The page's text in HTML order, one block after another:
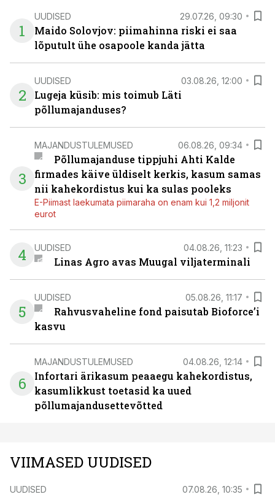
1
UUDISED 29.07.26, 09:30
Maido Solovjov: piimahinna riski ei saa
lõputult ühe osapoole kanda jätta
2
UUDISED 03.08.26, 12:00
Lugeja küsib: mis toimub Läti
põllumajanduses?
3
MAJANDUSTULEMUSED 06.08.26, 09:34
Põllumajanduse tippjuhi Ahti Kalde
firmades käive üldiselt kerkis, kasum samas
nii kahekordistus kui ka sulas pooleks
E-Piimast laekumata piimaraha on enam kui 1,2 miljonit
eurot
4 UUDISED 04.08.26, 11:23
Linas Agro avas Muugal viljaterminali
5
UUDISED 05.08.26, 11:17
Rahvusvaheline fond paisutab Bioforce’i
kasvu
6
MAJANDUSTULEMUSED 04.08.26, 12:14
Infortari ärikasum peaaegu kahekordistus,
kasumlikkust toetasid ka uued
põllumajandusettevõtted
VIIMASED UUDISED
UUDISED 07.08.26, 10:35